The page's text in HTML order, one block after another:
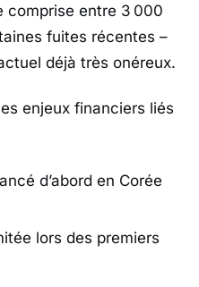
comprise entre 3 000
fuites récentes –
déjà très onéreux.
enjeux financiers liés
d’abord en Corée
lors des premiers